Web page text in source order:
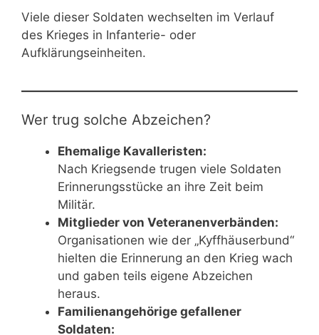
Viele dieser Soldaten wechselten im Verlauf
des Krieges in Infanterie- oder
Aufklärungseinheiten.
Wer trug solche Abzeichen?
Ehemalige Kavalleristen:
Nach Kriegsende trugen viele Soldaten
Erinnerungsstücke an ihre Zeit beim
Militär.
Mitglieder von Veteranenverbänden:
Organisationen wie der „Kyffhäuserbund“
hielten die Erinnerung an den Krieg wach
und gaben teils eigene Abzeichen
heraus.
Familienangehörige gefallener
Soldaten: